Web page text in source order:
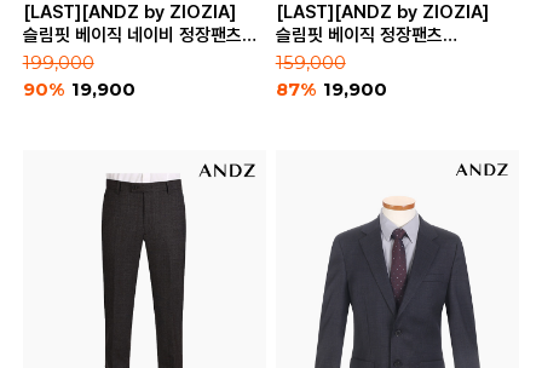
[LAST][ANDZ by ZIOZIA]
슬림핏 베이직 네이비 정장팬츠
(BZB3SP1201)
199,000
90% 19,900
[LAST][ANDZ by ZIOZIA]
슬림핏 베이직 정장팬츠
(BZB3SP1101)
159,000
87% 19,900